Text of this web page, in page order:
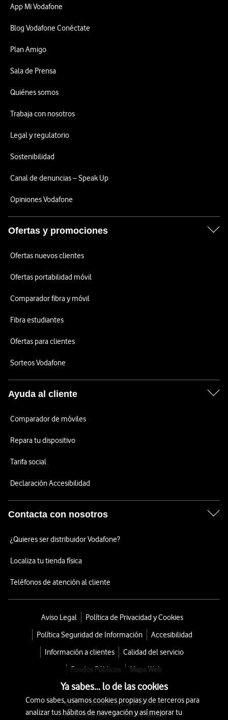
App Mi Vodafone
Blog Vodafone Conéctate
Plan Amigo
Sala de Prensa
Quiénes somos
Trabaja con nosotros
Legal y regulatorio
Sostenibilidad
Canal de denuncias – Speak Up
Opiniones Vodafone
Ofertas y promociones
Ofertas nuevos clientes
Ofertas portabilidad móvil
Comparador fibra y móvil
Fibra estudiantes
Ofertas para clientes
Sorteos Vodafone
Ayuda al cliente
Comparador de móviles
Repara tu dispositivo
Tarifa social
Declaración Accesibilidad
Contacta con nosotros
¿Quieres ser distribuidor Vodafone?
Localiza tu tienda física
Teléfonos de atención al cliente
Aviso Legal
Política de Privacidad y Cookies
Política Seguridad de Información
Accesibilidad
Información a clientes
Calidad del servicio
Fondos Públicos
Mapa Web
© 2026 Vodafone España S.A.U.
Avda. América 115, 28042 Madrid
Ya sabes... lo de las cookies
Como sabes, usamos cookies propias y de terceros para
analizar tus hábitos de navegación y así mejorar tu